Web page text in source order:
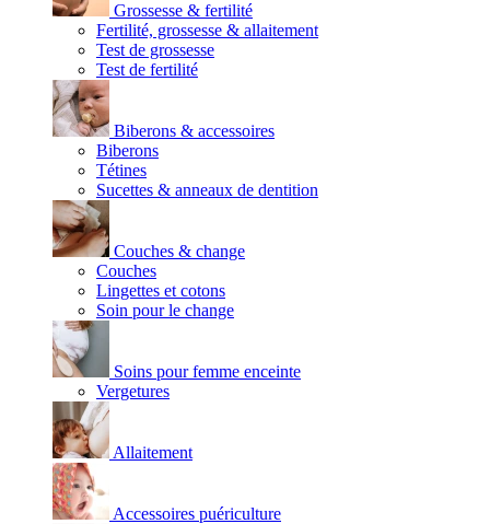
Grossesse & fertilité
Fertilité, grossesse & allaitement
Test de grossesse
Test de fertilité
Biberons & accessoires
Biberons
Tétines
Sucettes & anneaux de dentition
Couches & change
Couches
Lingettes et cotons
Soin pour le change
Soins pour femme enceinte
Vergetures
Allaitement
Accessoires puériculture